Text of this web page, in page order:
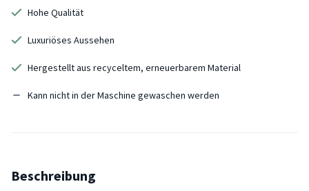
Hohe Qualität
Luxuriöses Aussehen
Hergestellt aus recyceltem, erneuerbarem Material
Kann nicht in der Maschine gewaschen werden
Beschreibung